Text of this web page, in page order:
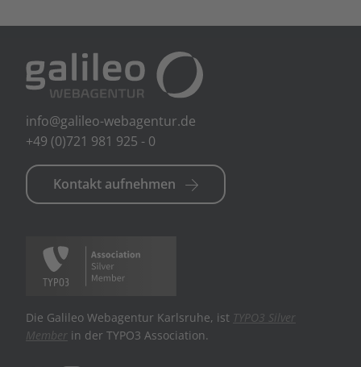
info@galileo-webagentur.de
+49 (0)721 981 925 - 0
Kontakt aufnehmen
Die Galileo Webagentur Karlsruhe, ist TYPO3 Silver
Member in der TYPO3 Association.